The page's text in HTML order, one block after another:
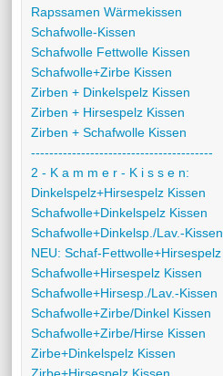
Rapssamen Wärmekissen
Schafwolle-Kissen
Schafwolle Fettwolle Kissen
Schafwolle+Zirbe Kissen
Zirben + Dinkelspelz Kissen
Zirben + Hirsespelz Kissen
Zirben + Schafwolle Kissen
----------------------------------------
2 - K a m m e r - K i s s e n:
Dinkelspelz+Hirsespelz Kissen
Schafwolle+Dinkelspelz Kissen
Schafwolle+Dinkelsp./Lav.-Kissen
NEU: Schaf-Fettwolle+Hirsespelz
Schafwolle+Hirsespelz Kissen
Schafwolle+Hirsesp./Lav.-Kissen
Schafwolle+Zirbe/Dinkel Kissen
Schafwolle+Zirbe/Hirse Kissen
Zirbe+Dinkelspelz Kissen